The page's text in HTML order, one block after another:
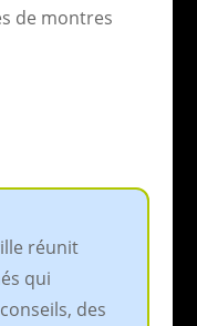
de montres
réunit
qui
des